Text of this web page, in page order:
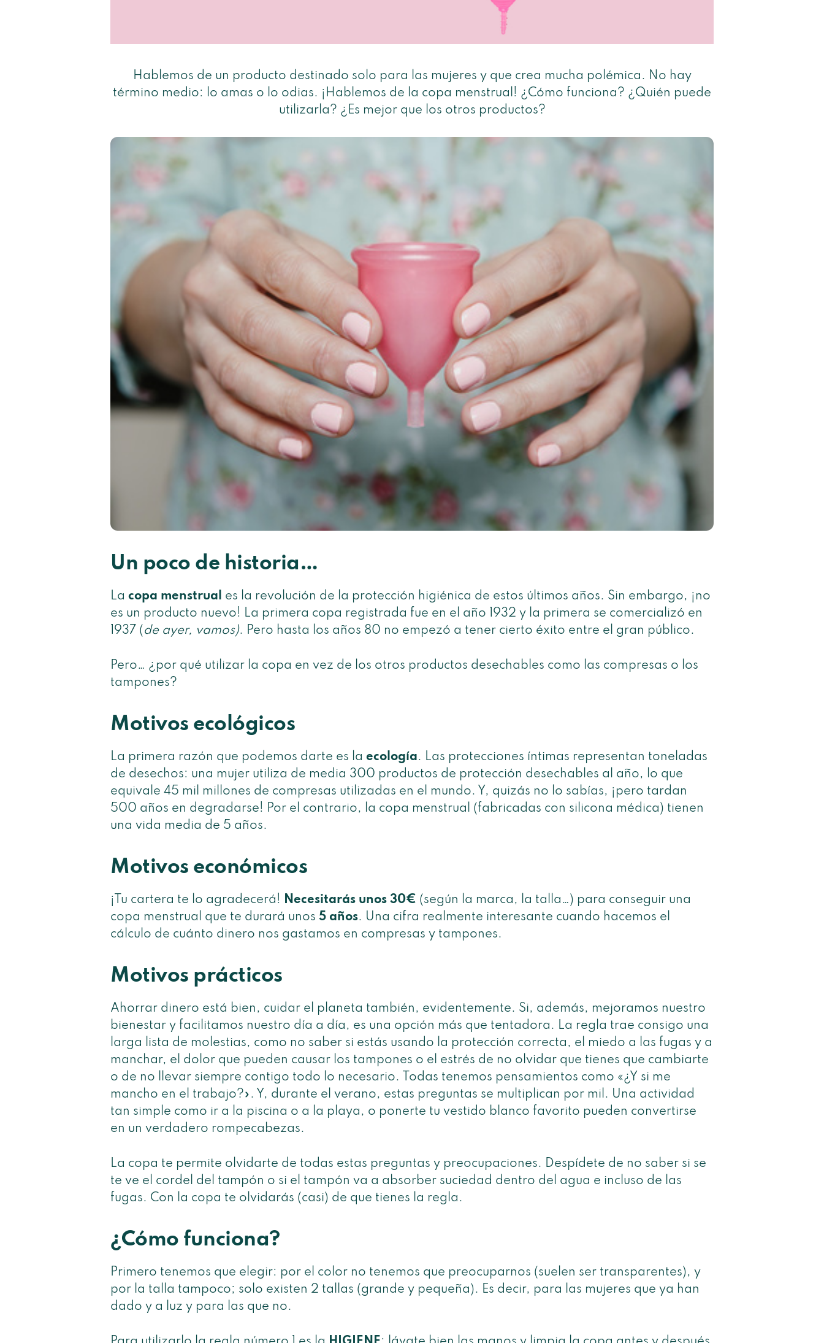
Hablemos de un producto destinado solo para las mujeres y que crea mucha polémica. No hay
término medio: lo amas o lo odias. ¡Hablemos de la copa menstrual! ¿Cómo funciona? ¿Quién puede
utilizarla? ¿Es mejor que los otros productos?
Un poco de historia…
La copa menstrual es la revolución de la protección higiénica de estos últimos años. Sin embargo, ¡no
es un producto nuevo! La primera copa registrada fue en el año 1932 y la primera se comercializó en
1937 ( de ayer, vamos). Pero hasta los años 80 no empezó a tener cierto éxito entre el gran público.
Pero… ¿por qué utilizar la copa en vez de los otros productos desechables como las compresas o los
tampones?
Motivos ecológicos
La primera razón que podemos darte es la ecología. Las protecciones íntimas representan toneladas
de desechos: una mujer utiliza de media 300 productos de protección desechables al año, lo que
equivale 45 mil millones de compresas utilizadas en el mundo. Y, quizás no lo sabías, ¡pero tardan
500 años en degradarse! Por el contrario, la copa menstrual (fabricadas con silicona médica) tienen
una vida media de 5 años.
Motivos económicos
¡Tu cartera te lo agradecerá! Necesitarás unos 30€ (según la marca, la talla…) para conseguir una
copa menstrual que te durará unos 5 años. Una cifra realmente interesante cuando hacemos el
cálculo de cuánto dinero nos gastamos en compresas y tampones.
Motivos prácticos
Ahorrar dinero está bien, cuidar el planeta también, evidentemente. Si, además, mejoramos nuestro
bienestar y facilitamos nuestro día a día, es una opción más que tentadora. La regla trae consigo una
larga lista de molestias, como no saber si estás usando la protección correcta, el miedo a las fugas y a
manchar, el dolor que pueden causar los tampones o el estrés de no olvidar que tienes que cambiarte
o de no llevar siempre contigo todo lo necesario. Todas tenemos pensamientos como «¿Y si me
mancho en el trabajo?». Y, durante el verano, estas preguntas se multiplican por mil. Una actividad
tan simple como ir a la piscina o a la playa, o ponerte tu vestido blanco favorito pueden convertirse
en un verdadero rompecabezas.
La copa te permite olvidarte de todas estas preguntas y preocupaciones. Despídete de no saber si se
te ve el cordel del tampón o si el tampón va a absorber suciedad dentro del agua e incluso de las
fugas. Con la copa te olvidarás (casi) de que tienes la regla.
¿Cómo funciona?
Primero tenemos que elegir: por el color no tenemos que preocuparnos (suelen ser transparentes), y
por la talla tampoco; solo existen 2 tallas (grande y pequeña). Es decir, para las mujeres que ya han
dado y a luz y para las que no.